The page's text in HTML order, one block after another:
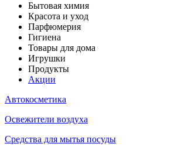
Бытовая химия
Красота и уход
Парфюмерия
Гигиена
Товары для дома
Игрушки
Продукты
Акции
Автокосметика
Освежители воздуха
Средства для мытья посуды